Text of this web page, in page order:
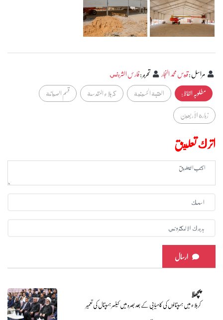
مراسل:قيس محمد النجار تحرير:فارس الشريفي
مطلوبہ الفاظ :
العتبة الحسينية كربلاء المقدسة
قسم الصيانة
زيارة الأربعين
اترك تعليق
ارسال
پچھلا
کربلاء میں ہسپتالوں کی کامیابی کے بعد بصرہ میں کینسر ہسپتال کی تعمیر